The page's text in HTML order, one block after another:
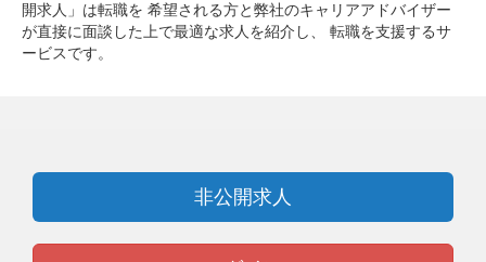
開求人」は転職を 希望される方と弊社のキャリアアドバイザー
が直接に面談した上で最適な求人を紹介し、 転職を支援するサ
ービスです。
非公開求人